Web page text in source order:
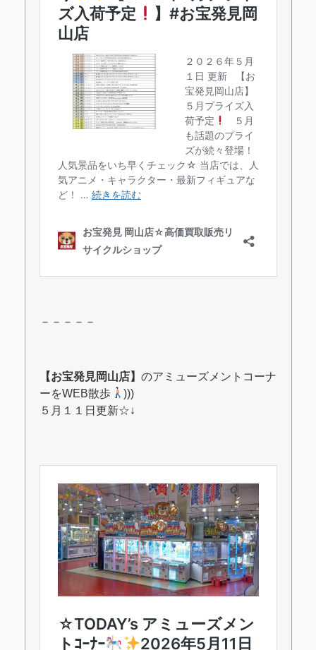
－－－－－
【お宝発見岡山店】 のアミューズメントコーナ
ーをWEB散歩
)))
５月１１日更新☆↓